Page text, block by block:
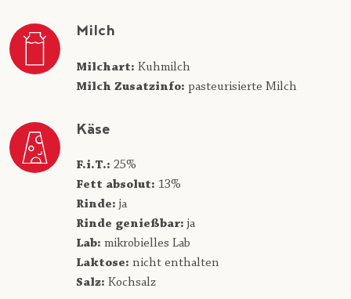
Milch
Milchart: Kuhmilch
Milch Zusatzinfo: pasteurisierte Milch
Käse
F.i.T.: 25%
Fett absolut: 13%
Rinde: ja
Rinde genießbar: ja
Lab: mikrobielles Lab
Laktose: nicht enthalten
Salz: Kochsalz